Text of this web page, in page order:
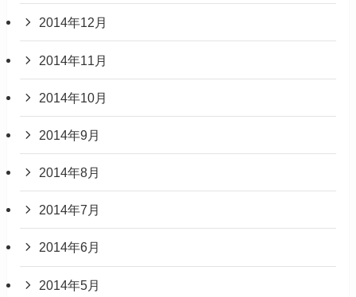
2014年12月
2014年11月
2014年10月
2014年9月
2014年8月
2014年7月
2014年6月
2014年5月